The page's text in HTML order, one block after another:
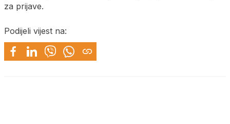
za prijave.
Podijeli vijest na: